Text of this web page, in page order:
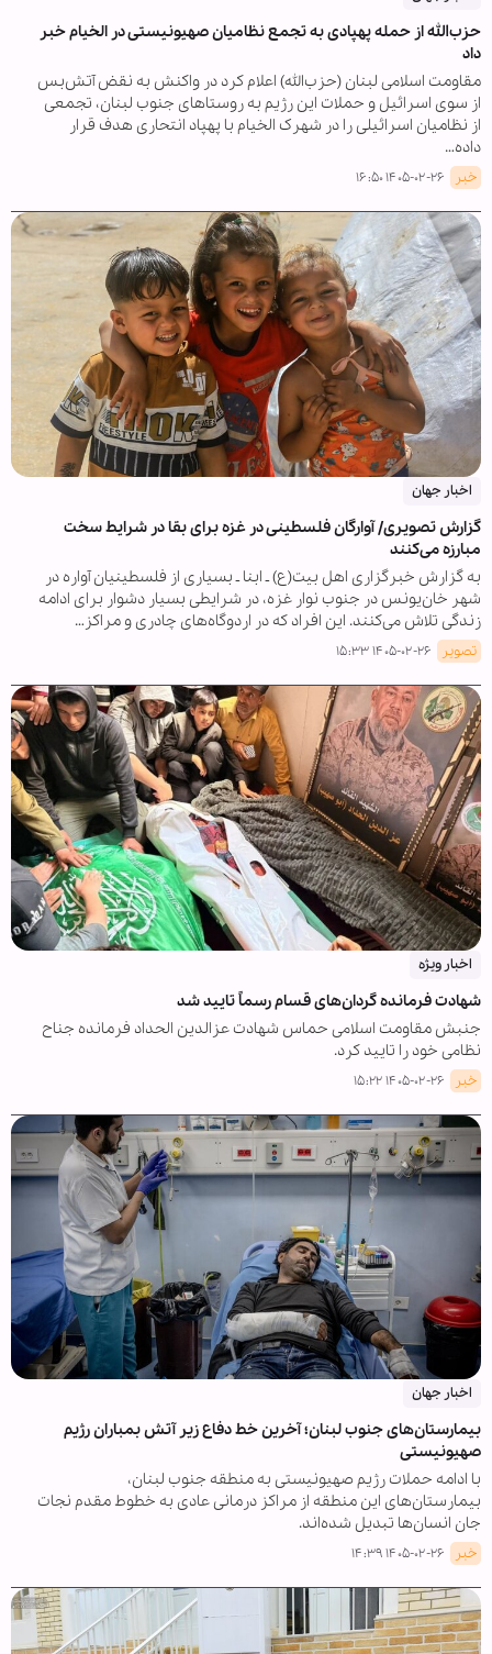
حزب‌الله از حمله پهپادی به تجمع نظامیان صهیونیستی در الخیام خبر
داد
مقاومت اسلامی لبنان (حزب‌الله) اعلام کرد در واکنش به نقض آتش‌بس
از سوی اسرائیل و حملات این رژیم به روستاهای جنوب لبنان، تجمعی
از نظامیان اسرائیلی را در شهرک الخیام با پهپاد انتحاری هدف قرار
داده…
خبر ۱۴۰۵-۰۲-۲۶ ۱۶:۵۰
اخبار جهان
گزارش تصویری/ آوارگان فلسطینی در غزه برای بقا در شرایط سخت
مبارزه می‌کنند
به گزارش خبرگزاری اهل بیت(ع) ـ ابنا ـ بسیاری از فلسطینیان آواره در
شهر خان‌یونس در جنوب نوار غزه، در شرایطی بسیار دشوار برای ادامه
زندگی تلاش می‌کنند. این افراد که در اردوگاه‌های چادری و مراکز…
تصویر ۱۴۰۵-۰۲-۲۶ ۱۵:۳۳
اخبار ویژه
شهادت فرمانده گردان‌های قسام رسماً تایید شد
جنبش مقاومت اسلامی حماس شهادت عزالدین الحداد فرمانده جناح
نظامی خود را تایید کرد.
خبر ۱۴۰۵-۰۲-۲۶ ۱۵:۲۲
اخبار جهان
بیمارستان‌های جنوب لبنان؛ آخرین خط دفاع زیر آتش بمباران رژیم
صهیونیستی
با ادامه حملات رژیم صهیونیستی به منطقه جنوب لبنان،
بیمارستان‌های این منطقه از مراکز درمانی عادی به خطوط مقدم نجات
جان انسان‌ها تبدیل شده‌اند.
خبر ۱۴۰۵-۰۲-۲۶ ۱۴:۳۹